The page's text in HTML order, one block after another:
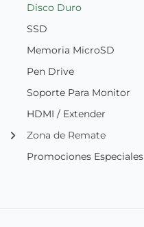
Disco Duro
SSD
Memoria MicroSD
Pen Drive
Soporte Para Monitor
HDMI / Extender
Zona de Remate
Promociones Especiales